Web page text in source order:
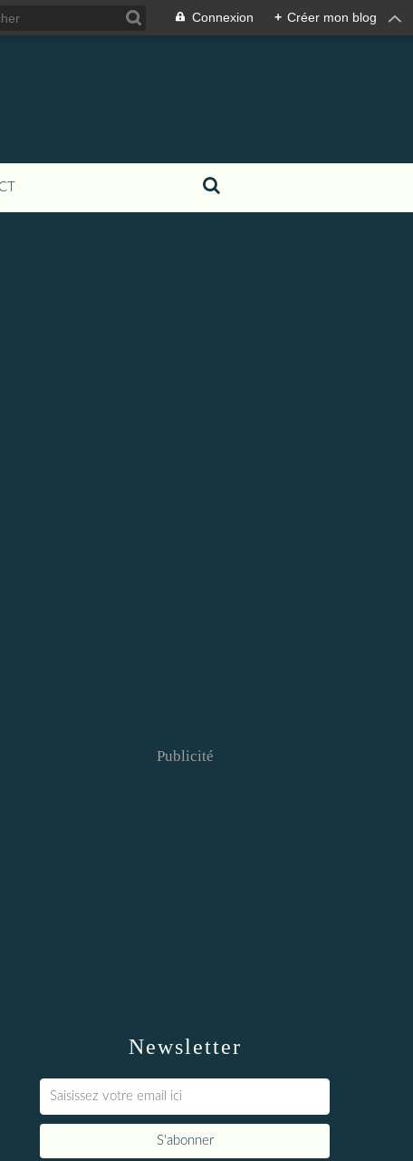
Connexion + Créer mon blog
Newsletter
Publicité